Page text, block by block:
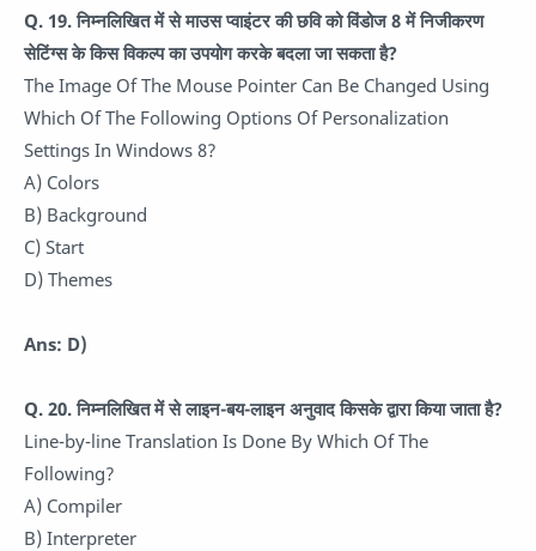
Q. 19.निम्नलिखित में से माउस प्वाइंटर की छवि को विंडोज 8 में निजीकरण
सेटिंग्स के किस विकल्प का उपयोग करके बदला जा सकता है?
The Image Of The Mouse Pointer Can Be Changed Using
Which Of The Following Options Of Personalization
Settings In Windows 8?
A) Colors
B) Background
C) Start
D) Themes
Ans: D)
Q. 20.निम्नलिखित में से लाइन-बय-लाइन अनुवाद किसके द्वारा किया जाता है?
Line-by-line Translation Is Done By Which Of The
Following?
A) Compiler
B) Interpreter